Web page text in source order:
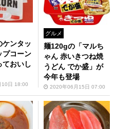
ケンタッ
プコーン
ておいし
10日 18:00
グルメ
麺120gの「マルち
ゃん 赤いきつね焼
うどん でか盛」が
今年も登場
2020年06月15日 07:00